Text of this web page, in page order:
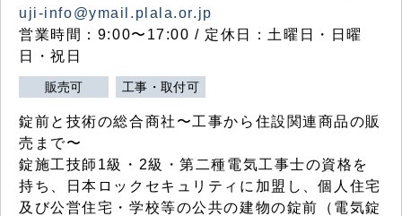
uji-info@ymail.plala.or.jp
営業時間：9:00〜17:00 / 定休日：土曜日・日曜
日・祝日
販売可 工事・取付可
錠前と技術の総合商社〜工事から住設関連商品の販
売まで〜
錠施工技師1級・2級・第二種電気工事士の資格を
持ち、日本ロックセキュリティに加盟し、個人住宅
及び公営住宅・学校等の公共の建物の錠前（電気錠